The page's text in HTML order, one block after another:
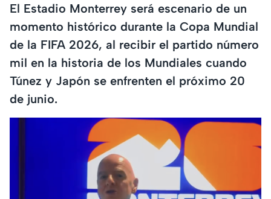
El Estadio Monterrey será escenario de un
momento histórico durante la Copa Mundial
de la FIFA 2026, al recibir el partido número
mil en la historia de los Mundiales cuando
Túnez y Japón se enfrenten el próximo 20
de junio.